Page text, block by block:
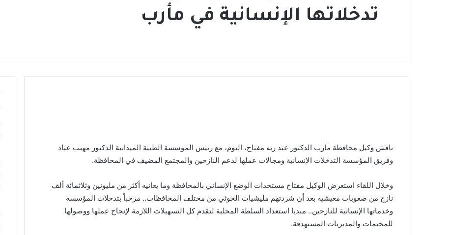
تدخلاتها الإنسانية في مأرب
ناقش وكيل محافظة مأرب الدكتور عبد ربه مفتاح، اليوم، مع رئيس المؤسسة الطبية الميدانية الدكتور مهيب عباد
وفريق المؤسسة التدخلات الإنسانية ومجالات عملها لدعم النازحين والمجتمع المضيف في المحافظة.
وخلال اللقاء استعرض الوكيل مفتاح مستجدات الوضع الإنساني بالمحافظة وما يعانيه أكثر من مليونين وثلاثمائة ألف
نازح من صعوبات معيشية بعد أن شردتهم مليشيات الحوثي من مختلف المحافظات.. مرحباً بتدخلات المؤسسة
وخدماتها الإنسانية للنازحين.. مبديا استعداد السلطة المحلية لتقدم كل التسهيلات اللازمة لإنجاح عملها ووصولها
للمخيمات والمديريات المستهدفة.